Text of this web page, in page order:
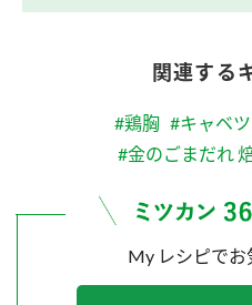
関連する
#鶏胸 #キャベツ
#金のごまだれ
My レシピで